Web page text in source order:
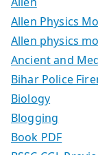
Allen Physics
Allen physics
Ancient and
Bihar Police
Biology
Blogging
Book PDF